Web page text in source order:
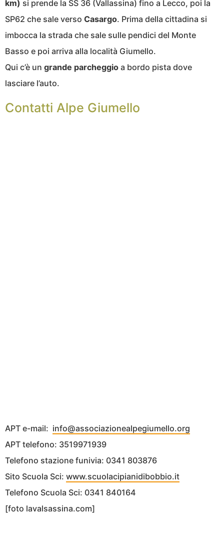
km) si prende la SS 36 (Vallassina) fino a Lecco, poi la
SP62 che sale verso Casargo. Prima della cittadina si
imbocca la strada che sale sulle pendici del Monte
Basso e poi arriva alla località Giumello.
Qui c’è un grande parcheggio a bordo pista dove
lasciare l’auto.
Contatti Alpe Giumello
APT e-mail: info@associazionealpegiumello.org
APT telefono: 3519971939
Telefono stazione funivia: 0341 803876
Sito Scuola Sci: www.scuolacipianidibobbio.it
Telefono Scuola Sci: 0341 840164
[foto lavalsassina.com]